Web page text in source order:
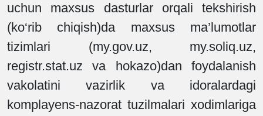
uchun maxsus dasturlar orqali tekshirish
(ko‘rib chiqish)da maxsus ma’lumotlar
tizimlari (my.gov.uz, my.soliq.uz,
registr.stat.uz va hokazo)dan foydalanish
vakolatini vazirlik va idoralardagi
komplayens-nazorat tuzilmalari xodimlariga